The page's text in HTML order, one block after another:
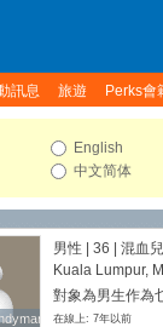
訊息 旅遊 Perks會
English
中文简体
男性 | 36 | 混血兒
Kuala Lumpur,
對象為男生作為
在線上: 7年以前